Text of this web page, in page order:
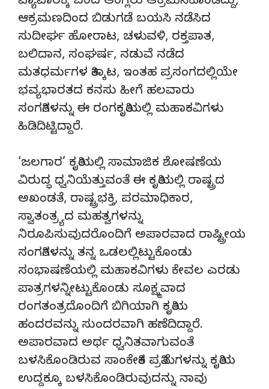
ಆಕ್ರಮಣದಿಂದ ಬಿಡುಗಡೆ ಬಯಸಿ ನಡೆಸಿದ
ಸುದೀರ್ಘ ಹೋರಾಟ, ಚಳುವಳಿ, ರಕ್ತಪಾತ,
ಬಲಿದಾನ, ಸಂಘರ್ಷ, ನಡುವೆ ನಡೆದ
ಮತಧರ್ಮಗಳ ತಿಕ್ಕಾಟ, ಇಂತಹ ಪ್ರಸಂಗದಲ್ಲಿಯೇ
ಭವ್ಯಭಾರತದ ಕನಸು ಹೀಗೆ ಹಲವಾರು
ಸಂಗತಿಗಳನ್ನು ಈ ರಂಗಕೃತಿಯಲ್ಲಿ ಮಹಾಕವಿಗಳು
ಹಿಡಿದಿಟ್ಟಿದ್ದಾರೆ.
‘ಜಲಗಾರ’ ಕೃತಿಯಲ್ಲಿ ಸಾಮಾಜಿಕ ಶೋಷಣೆಯ
ವಿರುದ್ಧ ಧ್ವನಿಯೆತ್ತುವಂತೆ ಈ ಕೃತಿಯಲ್ಲಿ ರಾಷ್ಟ್ರದ
ಅಖಂಡತೆ, ರಾಷ್ಟ್ರಭಕ್ತಿ, ಪರಮಾಧಿಕಾರ,
ಸ್ವಾತಂತ್ರ್ಯದ ಮಹತ್ವಗಳನ್ನು
ನಿರೂಪಿಸುವುದರೊಂದಿಗೆ ಅಪಾರವಾದ ರಾಷ್ಟ್ರೀಯ
ಸಂಗತಿಗಳನ್ನು ತನ್ನ ಒಡಲಲ್ಲಿಟ್ಟುಕೊಂಡು
ಸಂಭಾಷಣೆಯಲ್ಲಿ ಮಹಾಕವಿಗಳು ಕೇವಲ ಎರಡು
ಪಾತ್ರಗಳನ್ನೀಟ್ಟುಕೊಂಡು ಸೂಕ್ಷ್ಮವಾದ
ರಂಗತಂತ್ರದೊಂದಿಗೆ ಬಿಗಿಯಾಗಿ ಕೃತಿಯ
ಹಂದರವನ್ನು ಸುಂದರವಾಗಿ ಹಣೆದಿದ್ದಾರೆ.
ಅಪಾರವಾದ ಅರ್ಥ ಧ್ವನಿತವಾಗುವಂತೆ
ಬಳಸಿಕೊಂಡಿರುವ ಸಾಂಕೇತಿಕ ಪ್ರತಿಮೆಗಳನ್ನು ಕೃತಿಯ
ಉದ್ದಕ್ಕೂ ಬಳಸಿಕೊಂಡಿರುವುದನ್ನು ನಾವು